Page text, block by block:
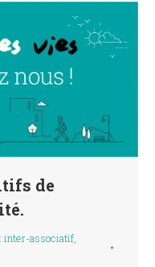
de
inter-associatif,